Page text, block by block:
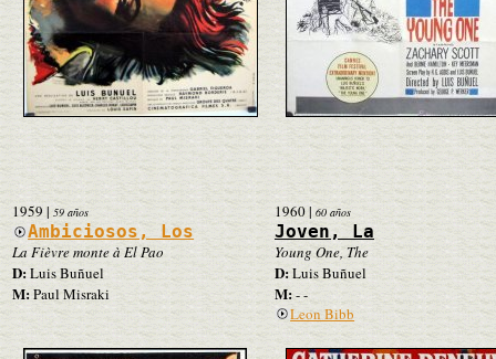
1959 | 59 años
Ambiciosos, Los
La Fièvre monte à El Pao
D:Luis Buñuel
M:Paul Misraki
1960| 60 años
Joven, La
Young One, The
D:Luis Buñuel
M:- -
Leon Bibb